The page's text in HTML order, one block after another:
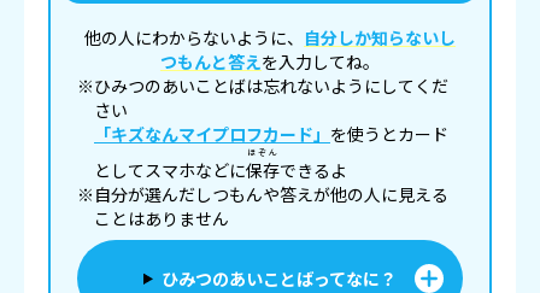
他の人にわからないように、 自分しか知らないし
つもんと答えを入力してね。
※ひみつのあいことばは忘れないようにしてくだ
さい
「キズなんマイプロフカード」 を使うとカード
としてスマホなどに保存
ほぞん
できるよ
※自分が選んだしつもんや答えが他の人に見える
ことはありません
ひみつのあいことばってなに？